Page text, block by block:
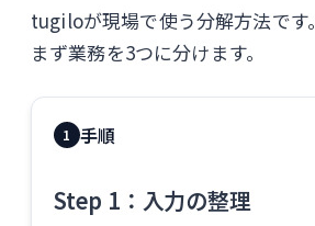
tugiloが現場で使う分解方法です。
まず業務を3つに分けます。
1 手順
Step 1：入力の整理